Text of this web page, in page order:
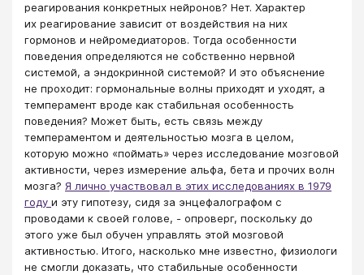
реагирования конкретных нейронов? Нет. Характер
их реагирование зависит от воздействия на них
гормонов и нейромедиаторов. Тогда особенности
поведения определяются не собственно нервной
системой, а эндокринной системой? И это объяснение
не проходит: гормональные волны приходят и уходят, а
темперамент вроде как стабильная особенность
поведения? Может быть, есть связь между
темпераментом и деятельностью мозга в целом,
которую можно «поймать» через исследование мозговой
активности, через измерение альфа, бета и прочих волн
мозга? Я лично участвовал в этих исследованиях в 1979
году и эту гипотезу, сидя за энцефалографом с
проводами к своей голове, - опроверг, поскольку до
этого уже был обучен управлять этой мозговой
активностью. Итого, насколько мне известно, физиологи
не смогли доказать, что стабильные особенности